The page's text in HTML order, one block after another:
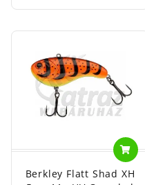
Berkley Flatt Shad XH